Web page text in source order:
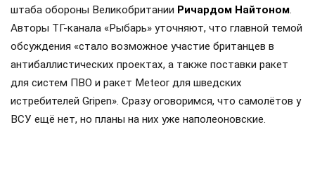
штаба обороны Великобритании Ричардом Найтоном.
Авторы ТГ-канала «Рыбарь» уточняют, что главной темой
обсуждения «стало возможное участие британцев в
антибаллистических проектах, а также поставки ракет
для систем ПВО и ракет Meteor для шведских
истребителей Gripen». Сразу оговоримся, что самолётов у
ВСУ ещё нет, но планы на них уже наполеоновские.